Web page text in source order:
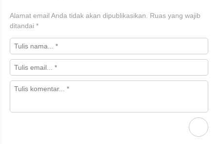
Alamat email Anda tidak akan dipublikasikan.
Ruas yang wajib
ditandai *